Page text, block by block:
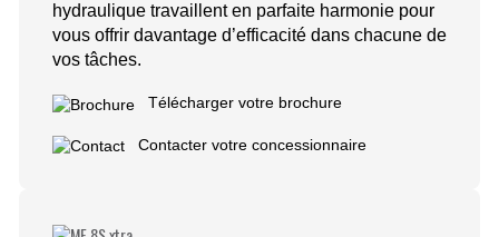
hydraulique travaillent en parfaite harmonie pour
vous offrir davantage d’efficacité dans chacune de
vos tâches.
Télécharger votre brochure
Contacter votre concessionnaire